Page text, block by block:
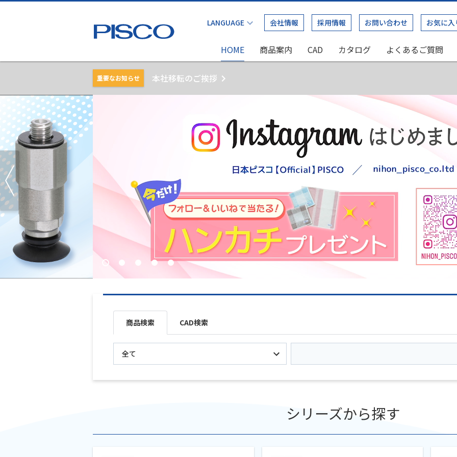
会社情報 採用情報 お問い合わせ お気に入
HOME 商品案内 CAD カタログ よくあるご質問
重要なお知らせ 本社移転のご挨拶
商品検索 CAD検索
シリーズから探す